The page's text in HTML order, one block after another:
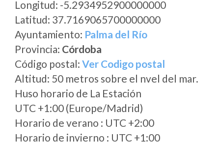
Longitud: -5.2934952900000000
Latitud: 37.7169065700000000
Ayuntamiento: Palma del Río
Provincia: Córdoba
Código postal: Ver Codigo postal
Altitud: 50 metros sobre el nvel del mar.
Huso horario de La Estación
UTC +1:00 (Europe/Madrid)
Horario de verano : UTC +2:00
Horario de invierno : UTC +1:00